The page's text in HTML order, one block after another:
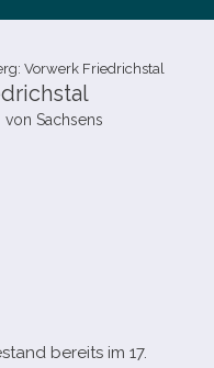
Vorwerk Friedrichstal
von Sachsens
bereits im 17.